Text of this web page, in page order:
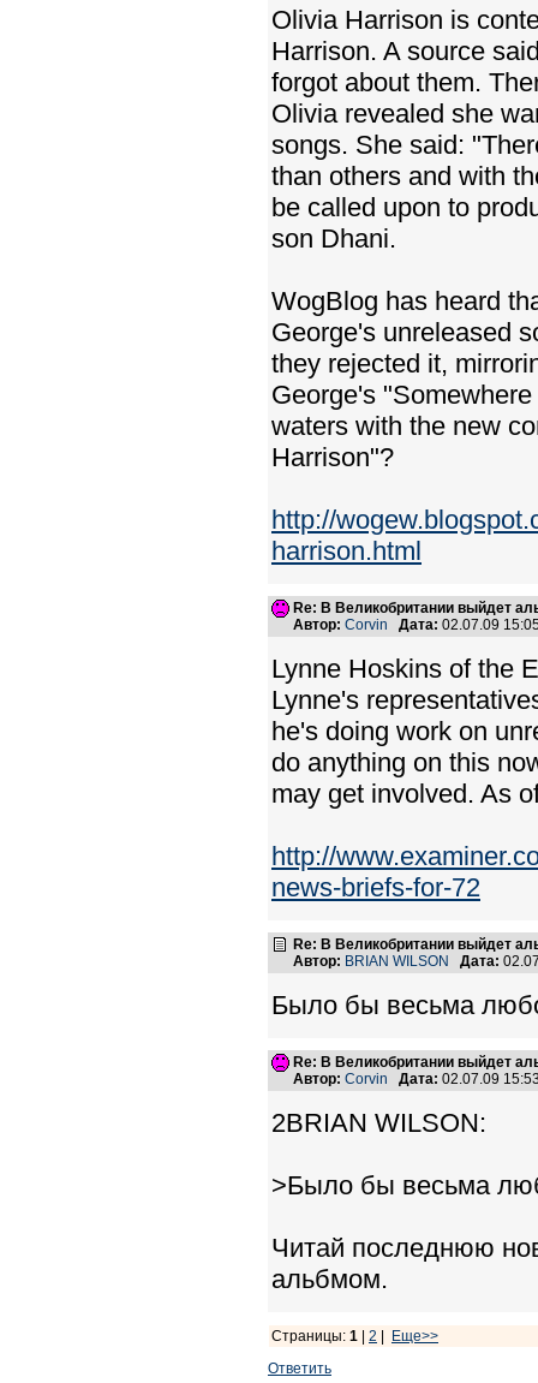
Olivia Harrison is
Harrison. A source
forgot about them.
Olivia revealed she
songs. She said:
than others and with
be called upon to
son Dhani.
WogBlog has heard
George's unreleased
they rejected it,
George's
waters with the new
Harrison"?
http://
harrison.html
Re: В Великобритании выйдет
Автор: Corvin Дата: 02.07.09
Lynne Hoskins of the
Lynne's
he's doing work on
do anything on this
may get involved. As
http://
news-briefs-for-72
Re: В Великобритании выйдет
Автор: BRIAN WILSON Дата:
Было бы весьма
Re: В Великобритании выйдет
Автор: Corvin Дата: 02.07.09
2BRIAN WILSON:
>Было бы весьма
Читай последнюю
альбмом.
Страницы: 1 2
Еще>>
Ответить